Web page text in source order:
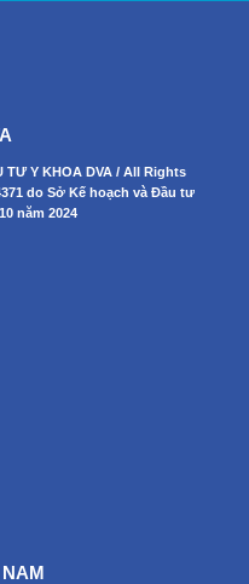
TƯ Y KHOA DVA / All Rights
do Sở Kế hoạch và Đầu tư
năm 2024